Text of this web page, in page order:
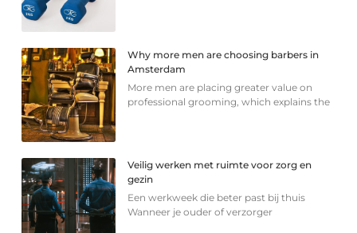
Why more men are choosing barbers in
Amsterdam
More men are placing greater value on
professional grooming, which explains the
Veilig werken met ruimte voor zorg en
gezin
Een werkweek die beter past bij thuis
Wanneer je ouder of verzorger